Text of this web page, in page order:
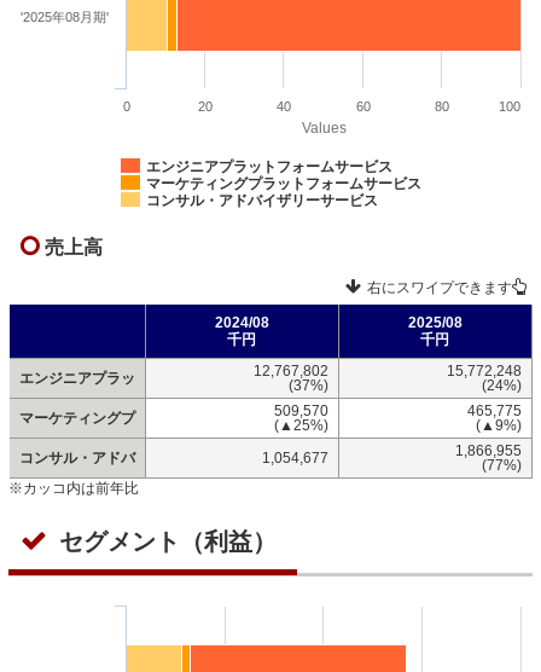
Values
エンジニアプラットフォームサービス
マーケティングプラットフォームサービス
コンサル・アドバイザリーサービス
'2025年08月期'
0 20 40 60 80 100
売上高
右にスワイプできます
2024/08
千円
2025/08
千円
エンジニアプラッ
12,767,802
(37%)
15,772,248
(24%)
マーケティングプ
509,570
(▲25%)
465,775
(▲9%)
コンサル・アドバ
1,054,677
1,866,955
(77%)
※カッコ内は前年比
セグメント（利益）